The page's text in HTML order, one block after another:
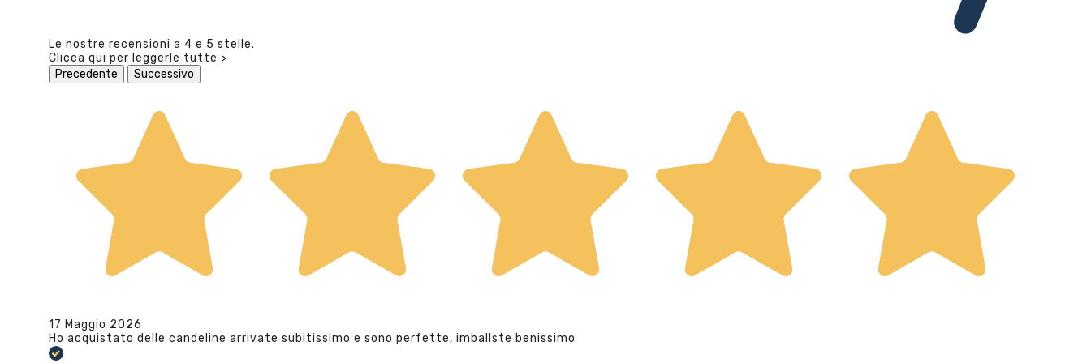
Le nostre recensioni a 4 e 5 stelle.
Clicca qui per leggerle tutte >
Precedente
Successivo
17 Maggio 2026
Ho acquistato delle candeline arrivate subitissimo e sono perfette, imballste benissimo